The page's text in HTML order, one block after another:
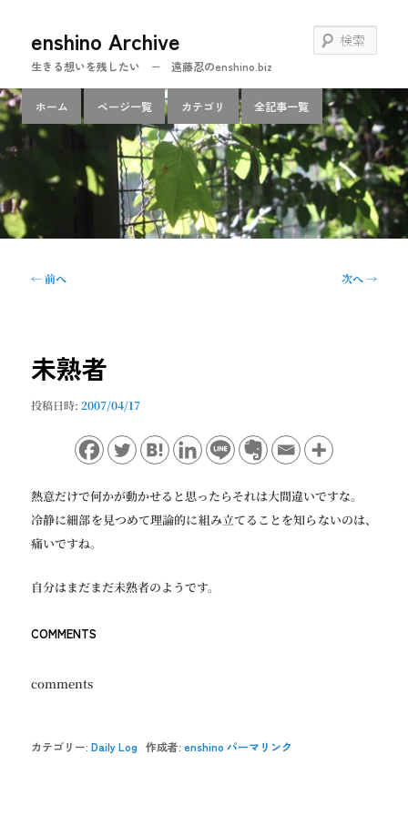
ン
テ
ン
ツ
移
動
enshino Archive
生きる想いを残したい − 遠藤忍のenshino.biz
索
メ
イ
ン
メ
ュ
ー
ホーム ページ一覧 カテゴリ 全記事一覧
投
ゲ
ー
ョ
←前へ 次へ→
未熟者
投稿日時:2007/04/17
熱意だけで何かが動かせると思ったらそれは大間違いですな。
冷静に細部を見つめて理論的に組み立てることを知らないのは、
痛いですね。
自分はまだまだ未熟者のようです。
COMMENTS
comments
カテゴリー:Daily Log 作成者:enshino パーマリンク